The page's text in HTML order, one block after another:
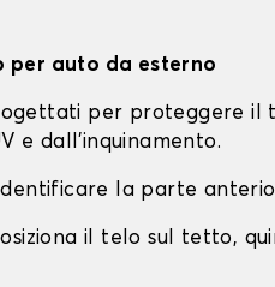
per auto da esterno
per proteggere il
e dall'inquinamento.
la parte
il telo sul tetto,